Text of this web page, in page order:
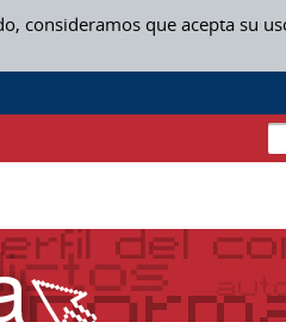
consideramos que acepta su